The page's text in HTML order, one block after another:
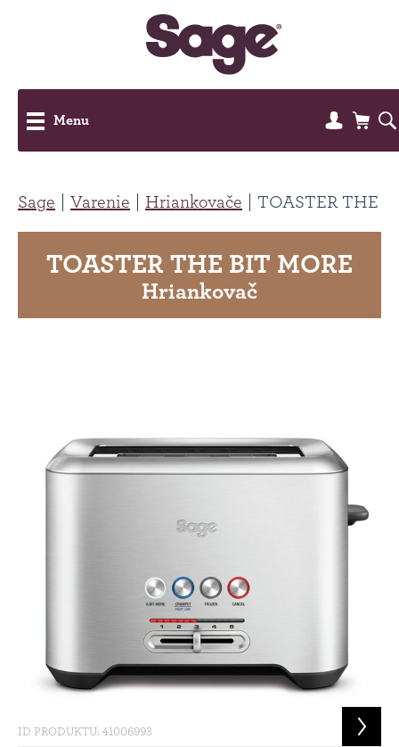
Menu
Sage Varenie Hriankovače TOASTER THE
TOASTER THE BIT MORE
Hriankovač
ID PRODUKTU: 41006993